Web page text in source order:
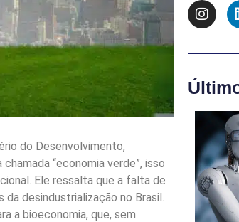
do Desenvolvimento,
“economia verde”, isso
Ele ressalta que a falta de
desindustrialização no Brasil.
a bioeconomia, que, sem